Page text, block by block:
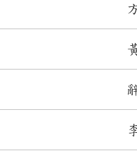
方
黃
辭
李